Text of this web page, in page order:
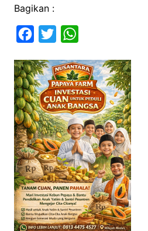
Bagikan :
c
e
b
o
o
k
i
t
t
e
r
a
t
s
A
p
p